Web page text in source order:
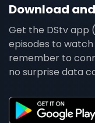
Download
Get the DStv app
episodes to
remember to
no surprise data